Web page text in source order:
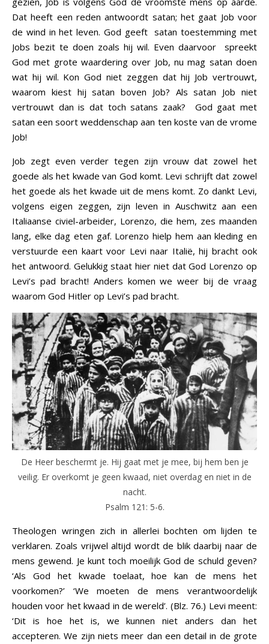
Dat heeft een reden antwoordt satan; het gaat Job voor
de wind in het leven. God geeft satan toestemming met
Jobs bezit te doen zoals hij wil. Even daarvoor spreekt
God met grote waardering over Job, nu mag satan doen
wat hij wil. Kon God niet zeggen dat hij Job vertrouwt,
waarom kiest hij satan boven Job? Als satan Job niet
vertrouwt dan is dat toch satans zaak? God gaat met
satan een soort weddenschap aan ten koste van de vrome
Job!
Job zegt even verder tegen zijn vrouw dat zowel het
goede als het kwade van God komt. Levi schrijft dat zowel
het goede als het kwade uit de mens komt. Zo dankt Levi,
volgens eigen zeggen, zijn leven in Auschwitz aan een
Italiaanse civiel-arbeider, Lorenzo, die hem, zes maanden
lang, elke dag eten gaf. Lorenzo hielp hem aan kleding en
verstuurde een kaart voor Levi naar Italië, hij bracht ook
het antwoord. Gelukkig staat hier niet dat God Lorenzo op
Levi’s pad bracht! Anders komen we weer bij de vraag
waarom God Hitler op Levi’s pad bracht.
De Heer beschermt je. Hij gaat met je mee, bij hem ben je
veilig. Er overkomt je geen kwaad, niet overdag en niet in de
nacht.
Psalm 121: 5-6.
Theologen wringen zich in allerlei bochten om lijden te
verklaren. Zoals vrijwel altijd wordt de blik daarbij naar de
mens gewend. Je kunt toch moeilijk God de schuld geven?
‘Als God het kwade toelaat, hoe kan de mens het
voorkomen?’ ‘We moeten de mens verantwoordelijk
houden voor het kwaad in de wereld’. (Blz. 76.) Levi meent:
‘Dit is hoe het is, we kunnen niet anders dan het
accepteren. We zijn niets meer dan een detail in de grote